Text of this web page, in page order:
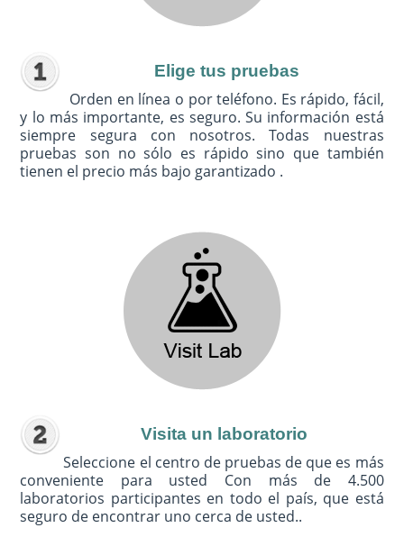
Elige tus pruebas
Orden en línea o por teléfono. Es rápido, fácil,
y lo más importante, es seguro. Su información está
siempre segura con nosotros. Todas nuestras
pruebas son no sólo es rápido sino que también
tienen el precio más bajo garantizado .
Visita un laboratorio
Seleccione el centro de pruebas de que es más
conveniente para usted Con más de 4.500
laboratorios participantes en todo el país, que está
seguro de encontrar uno cerca de usted..